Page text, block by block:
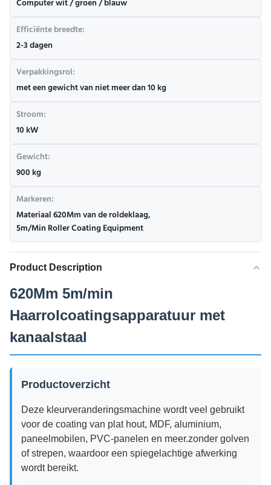
Computer wit / groen / blauw
Efficiënte breedte:
2-3 dagen
Verpakkingsrol:
met een gewicht van niet meer dan 10 kg
Stroom:
10 kW
Gewicht:
900 kg
Markeren:
Materiaal 620Mm van de roldeklaag,
5m/Min Roller Coating Equipment
Product Description
620Mm 5m/min
Haarrolcoatingsapparatuur met
kanaalstaal
Productoverzicht
Deze kleurveranderingsmachine wordt veel gebruikt
voor de coating van plat hout, MDF, aluminium,
paneelmobilen, PVC-panelen en meer.zonder golven
of strepen, waardoor een spiegelachtige afwerking
wordt bereikt.